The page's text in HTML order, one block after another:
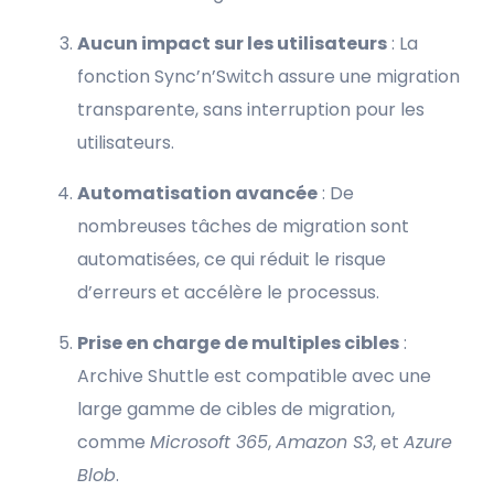
Aucun impact sur les utilisateurs : La
fonction Sync’n’Switch assure une migration
transparente, sans interruption pour les
utilisateurs.
Automatisation avancée : De
nombreuses tâches de migration sont
automatisées, ce qui réduit le risque
d’erreurs et accélère le processus.
Prise en charge de multiples cibles :
Archive Shuttle est compatible avec une
large gamme de cibles de migration,
comme Microsoft 365,Amazon S3, et Azure
Blob.